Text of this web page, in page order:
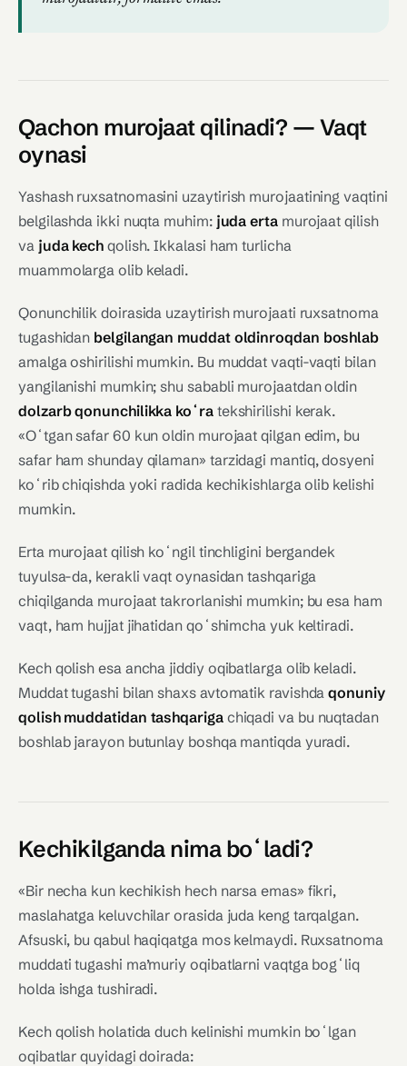
Qachon murojaat qilinadi? — Vaqt
oynasi
Yashash ruxsatnomasini uzaytirish murojaatining vaqtini
belgilashda ikki nuqta muhim: juda ertamurojaat qilish
va juda kech qolish. Ikkalasi ham turlicha
muammolarga olib keladi.
Qonunchilik doirasida uzaytirish murojaati ruxsatnoma
tugashidan belgilangan muddat oldinroqdan boshlab
amalga oshirilishi mumkin. Bu muddat vaqti-vaqti bilan
yangilanishi mumkin; shu sababli murojaatdan oldin
dolzarb qonunchilikka koʻratekshirilishi kerak.
«Oʻtgan safar 60 kun oldin murojaat qilgan edim, bu
safar ham shunday qilaman» tarzidagi mantiq, dosyeni
koʻrib chiqishda yoki radida kechikishlarga olib kelishi
mumkin.
Erta murojaat qilish koʻngil tinchligini bergandek
tuyulsa-da, kerakli vaqt oynasidan tashqariga
chiqilganda murojaat takrorlanishi mumkin; bu esa ham
vaqt, ham hujjat jihatidan qoʻshimcha yuk keltiradi.
Kech qolish esa ancha jiddiy oqibatlarga olib keladi.
Muddat tugashi bilan shaxs avtomatik ravishdaqonuniy
qolish muddatidan tashqarigachiqadi va bu nuqtadan
boshlab jarayon butunlay boshqa mantiqda yuradi.
Kechikilganda nima boʻladi?
«Bir necha kun kechikish hech narsa emas» fikri,
maslahatga keluvchilar orasida juda keng tarqalgan.
Afsuski, bu qabul haqiqatga mos kelmaydi. Ruxsatnoma
muddati tugashi ma’muriy oqibatlarni vaqtga bogʻliq
holda ishga tushiradi.
Kech qolish holatida duch kelinishi mumkin boʻlgan
oqibatlar quyidagi doirada: